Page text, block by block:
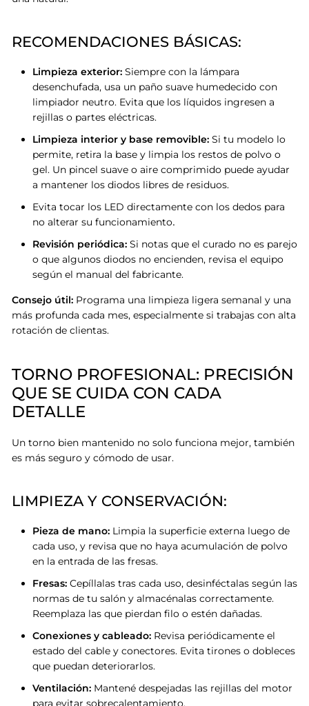
RECOMENDACIONES BÁSICAS:
Limpieza exterior: Siempre con la lámpara
desenchufada, usa un paño suave humedecido con
limpiador neutro. Evita que los líquidos ingresen a
rejillas o partes eléctricas.
Limpieza interior y base removible: Si tu modelo lo
permite, retira la base y limpia los restos de polvo o
gel. Un pincel suave o aire comprimido puede ayudar
a mantener los diodos libres de residuos.
Evita tocar los LED directamente con los dedos para
no alterar su funcionamiento.
Revisión periódica: Si notas que el curado no es parejo
o que algunos diodos no encienden, revisa el equipo
según el manual del fabricante.
Consejo útil: Programa una limpieza ligera semanal y una
más profunda cada mes, especialmente si trabajas con alta
rotación de clientas.
TORNO PROFESIONAL: PRECISIÓN
QUE SE CUIDA CON CADA
DETALLE
Un torno bien mantenido no solo funciona mejor, también
es más seguro y cómodo de usar.
LIMPIEZA Y CONSERVACIÓN:
Pieza de mano: Limpia la superficie externa luego de
cada uso, y revisa que no haya acumulación de polvo
en la entrada de las fresas.
Fresas: Cepíllalas tras cada uso, desinféctalas según las
normas de tu salón y almacénalas correctamente.
Reemplaza las que pierdan filo o estén dañadas.
Conexiones y cableado: Revisa periódicamente el
estado del cable y conectores. Evita tirones o dobleces
que puedan deteriorarlos.
Ventilación: Mantené despejadas las rejillas del motor
para evitar sobrecalentamiento.